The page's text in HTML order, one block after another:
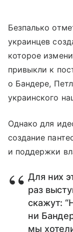
Безпалько
украинцев
которое
привыкли к
о Бандере,
украинского
Однако для
создание
и поддержки
Для них
раз
скажут:
ни
мы